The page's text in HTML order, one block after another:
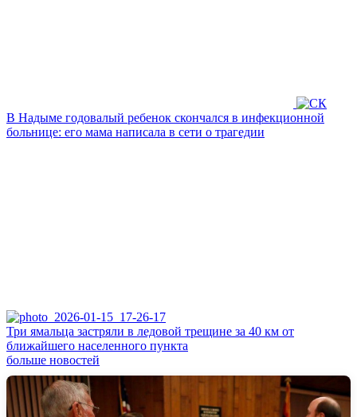
В Надыме годовалый ребенок скончался в инфекционной
больнице: его мама написала в сети о трагедии
Три ямальца застряли в ледовой трещине за 40 км от
ближайшего населенного пункта
больше новостей